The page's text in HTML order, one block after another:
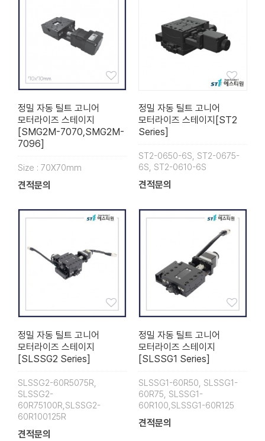
정밀 자동 틸트 고니어
모터라이즈 스테이지
[SMG2M-7070,SMG2M-
7096]
Size : 70X70mm
견적문의
정밀 자동 틸트 고니어
모터라이즈 스테이지[ST2
Series]
ST2-0650-6S, ST2-0675-
6S, ST2-0610-6S
견적문의
정밀 자동 틸트 고니어
모터라이즈 스테이지
[SLSSG2 Series]
SLSSG2-60R5075R,
SLSSG2-
60R75100R,SLSSG2-
60R100125R
견적문의
정밀 자동 틸트 고니어
모터라이즈 스테이지
[SLSSG1 Series]
SLSSG1-60R50, SLSSG1-
60R75, SLSSG1-
60R100,SLSSG1-60R125
견적문의